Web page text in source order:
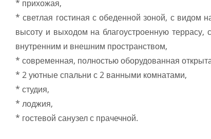
* прихожая,
* светлая гостиная с обеденной зоной, с видом
высоту и выходом на благоустроенную
внутренним и внешним пространством,
* современная, полностью оборудованная
* 2 уютные спальни с 2 ванными комнатами,
* студия,
* лоджия,
* гостевой санузел с прачечной.